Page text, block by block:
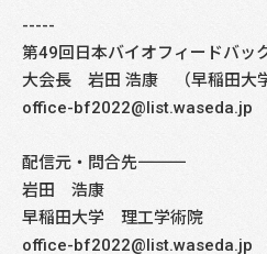
-----
第49回日本バイオフィードバッ
大会長 岩田 浩康 （早稲田大学
office-bf2022@list.waseda.jp
配信元・問合先――――――――――――――――――――――――――――
岩田 浩康
早稲田大学 理工学術院
office-bf2022@list.waseda.jp